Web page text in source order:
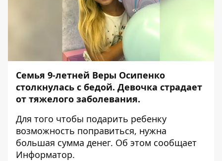
Семья 9-летней Веры Осипенко
столкнулась с бедой. Девочка страдает
от тяжелого заболевания.
Для того чтобы подарить ребенку
возможность поправиться, нужна
большая сумма денег. Об этом сообщает
Информатор.